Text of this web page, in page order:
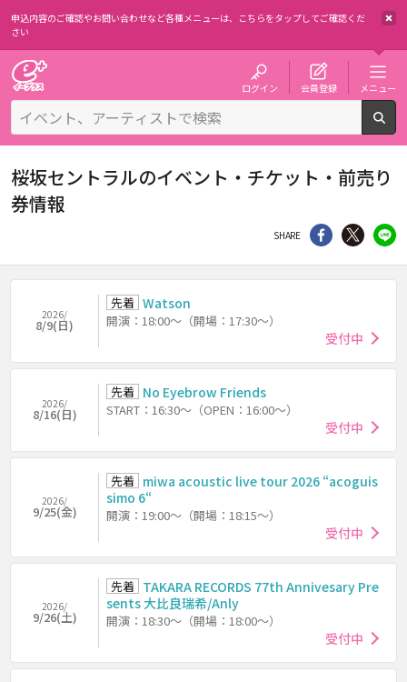
申込内容のご確認やお問い合わせなど各種メニューは、 こちらをタップしてご確認くだ
さい
ログイン 会員登録 メニュー
桜坂セントラルのイベント・チケット・前売り
券情報
SHARE シェア Twitter
2026/
8/9(日)
先着 Watson
開演：18:00～（開場：17:30～）
受付中
2026/
8/16(日)
先着 No Eyebrow Friends
START：16:30～（OPEN：16:00～）
受付中
2026/
9/25(金)
先着 miwa acoustic live tour 2026 “acoguis
simo 6“
開演：19:00～（開場：18:15～）
受付中
2026/
9/26(土)
先着 TAKARA RECORDS 77th Annivesary Pre
sents 大比良瑞希/Anly
開演：18:30～（開場：18:00～）
受付中